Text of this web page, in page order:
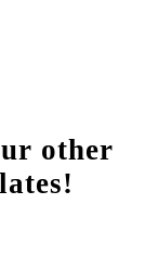
other